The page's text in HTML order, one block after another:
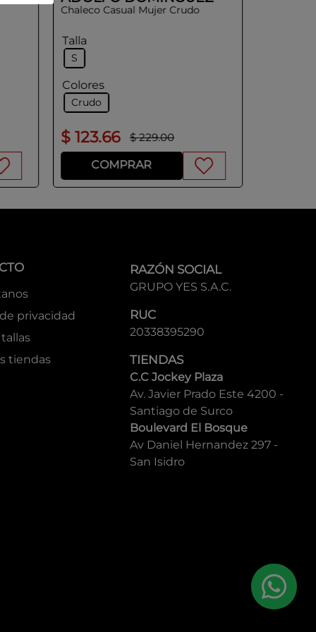
Chaleco Casual Mujer Crudo
Talla
S
Colores
Crudo
$ 123.66 $ 229.00
COMPRAR
privacidad
tiendas
RAZÓN SOCIAL
GRUPO YES S.A.C.
RUC
20338395290
TIENDAS
C.C Jockey Plaza
Av. Javier Prado Este 4200 -
Santiago de Surco
Boulevard El Bosque
Av Daniel Hernandez 297 -
San Isidro